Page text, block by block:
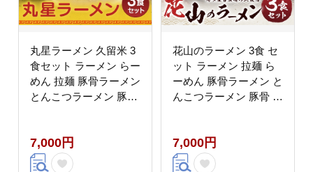
丸星ラーメン 久留米 3
食セット ラーメン らー
めん 拉麺 豚骨ラーメン
とんこつラーメン 豚骨
麺類 料理 豚骨スープ
7,000円
花山のラーメン 3食 セ
ット ラーメン 拉麺 ら
ーめん 豚骨ラーメン と
んこつラーメン 豚骨 と
使用 合成着色料不使用
博多屋台
7,000円